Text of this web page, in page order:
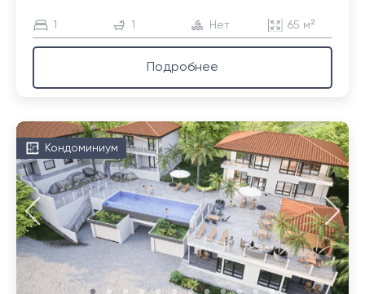
1 1 Нет 65 м²
Подробнее
Кондоминиум